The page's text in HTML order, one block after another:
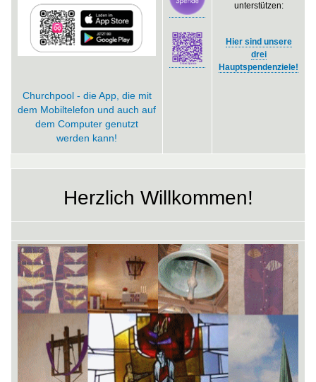
Churchpool - die App, die mit
dem Mobiltelefon und auch auf
dem Computer genutzt
werden kann!
unterstützen:
Hier sind unsere
drei
Hauptspendenziele!
Herzlich Willkommen!